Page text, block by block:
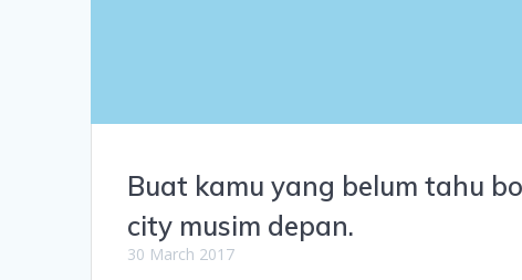
Buat kamu yang belum tahu
city musim depan.
30 March 2017